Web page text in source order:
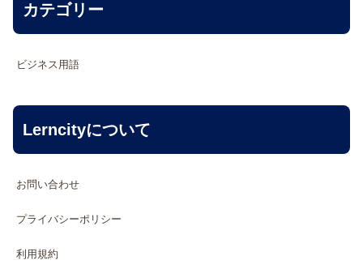
カテゴリー
ビジネス用語
Lerncityについて
お問い合わせ
プライバシーポリシー
利用規約